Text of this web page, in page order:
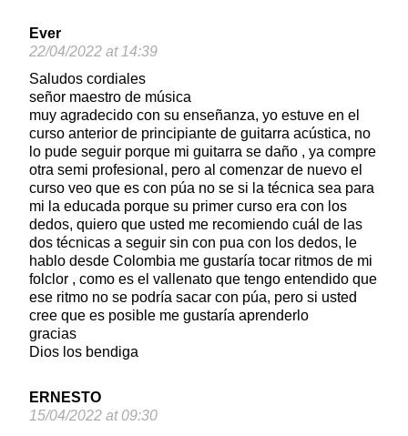
Ever
22/04/2022 at 14:39
Saludos cordiales
señor maestro de música
muy agradecido con su enseñanza, yo estuve en el
curso anterior de principiante de guitarra acústica, no
lo pude seguir porque mi guitarra se daño , ya compre
otra semi profesional, pero al comenzar de nuevo el
curso veo que es con púa no se si la técnica sea para
mi la educada porque su primer curso era con los
dedos, quiero que usted me recomiendo cuál de las
dos técnicas a seguir sin con pua con los dedos, le
hablo desde Colombia me gustaría tocar ritmos de mi
folclor , como es el vallenato que tengo entendido que
ese ritmo no se podría sacar con púa, pero si usted
cree que es posible me gustaría aprenderlo
gracias
Dios los bendiga
ERNESTO
15/04/2022 at 09:30